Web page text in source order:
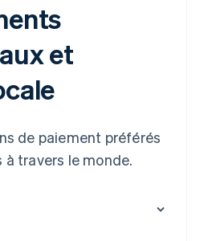
et
de paiement préférés
travers le monde.